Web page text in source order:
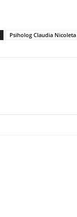
Psiholog Claudia